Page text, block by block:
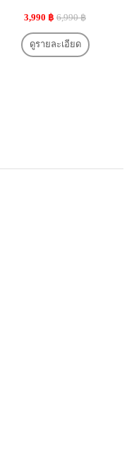
3,990 ฿ 6,990 ฿
ดูรายละเอียด